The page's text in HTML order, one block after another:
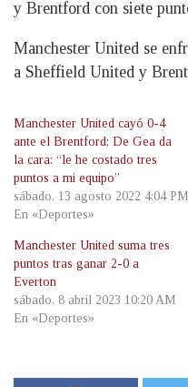
y Brentford con siete
Manchester United se
a Sheffield United y
Manchester United cayó 0-4
ante el Brentford; De Gea da
la cara: “le he costado tres
puntos a mi equipo”
sábado, 13 agosto 2022 4:04 PM
En «Deportes»
Manchester United suma tres
puntos tras ganar 2-0 a
Everton
sábado, 8 abril 2023 10:20 AM
En «Deportes»